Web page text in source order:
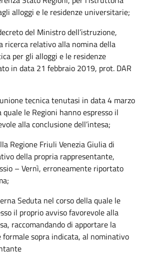
alloggi e le residenze universitarie;
del Ministro dell’istruzione,
ricerca relativo alla nomina della
per gli alloggi e le residenze
in data 21 febbraio 2019, prot. DAR
tecnica tenutasi in data 4 marzo
le Regioni hanno espresso il
alla conclusione dell’intesa;
Regione Friuli Venezia Giulia di
della propria rappresentante,
– Vernì, erroneamente riportato
Seduta nel corso della quale le
il proprio avviso favorevole alla
raccomandando di apportare la
sopra indicata, al nominativo